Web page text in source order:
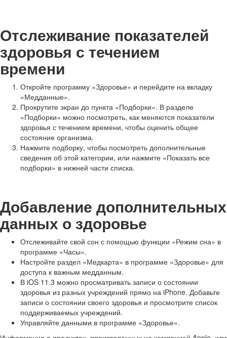
Отслеживание показателей
здоровья с течением
времени
Откройте программу «Здоровье» и перейдите на вкладку
«Медданные».
Прокрутите экран до пункта «Подборки». В разделе
«Подборки» можно посмотреть, как меняются показатели
здоровья с течением времени, чтобы оценить общее
состояние организма.
Нажмите подборку, чтобы посмотреть дополнительные
сведения об этой категории, или нажмите «Показать все
подборки» в нижней части списка.
Добавление дополнительных
данных о здоровье
Отслеживайте свой сон с помощью функции «Режим сна» в
программе «Часы».
Настройте раздел «Медкарта» в программе «Здоровье» для
доступа к важным медданным.
В iOS 11.3 можно просматривать записи о состоянии
здоровья из разных учреждений прямо на iPhone. Добавьте
записи о состоянии своего здоровья и просмотрите список
поддерживаемых учреждений.
Управляйте данными в программе «Здоровье».